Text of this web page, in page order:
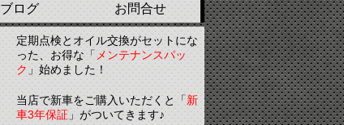
ブログ お問合せ
定期点検とオイル交換がセットにな
った、お得な「 メンテナンスパッ
ク」始めました！
当店で新車をご購入いただくと「新
車3年保証」がついてきます♪